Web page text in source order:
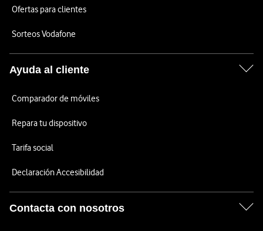
Ofertas para clientes
Sorteos Vodafone
Ayuda al cliente
Comparador de móviles
Repara tu dispositivo
Tarifa social
Declaración Accesibilidad
Contacta con nosotros